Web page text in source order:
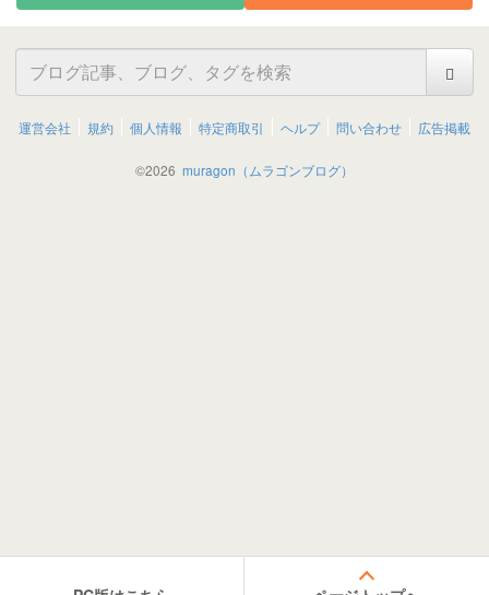
運営会社 規約 個人情報 特定商取引 ヘルプ 問い合わせ 広告掲載
©2026 muragon（ムラゴンブログ）